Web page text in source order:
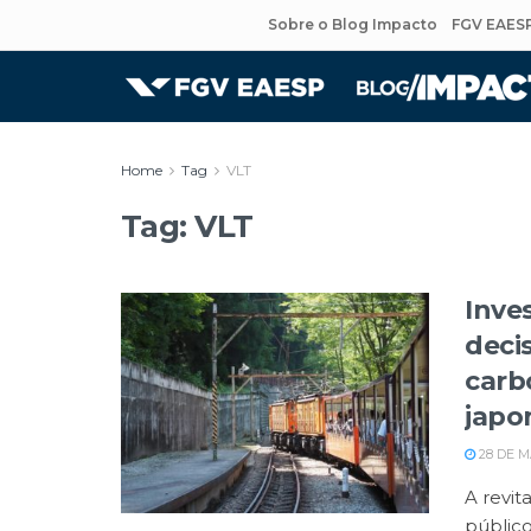
Sobre o Blog Impacto FGV
Home Tag VLT
Tag:VLT
28 DE
A